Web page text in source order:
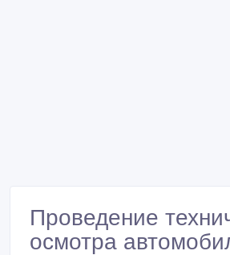
Проведение
осмотра